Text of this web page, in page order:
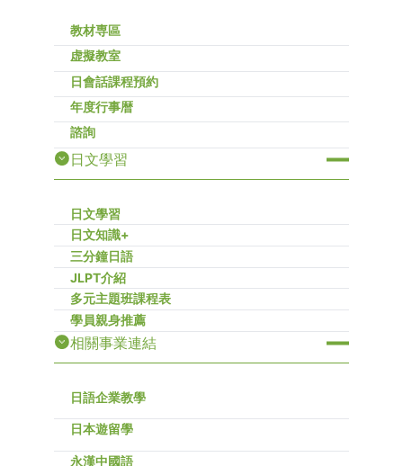
教材専區
虚擬教室
日會話課程預約
年度行事暦
諮詢
日文學習
日文學習
日文知識+
三分鐘日語
JLPT介紹
多元主題班課程表
學員親身推薦
相關事業連結
日語企業教學
日本遊留學
永漢中國語